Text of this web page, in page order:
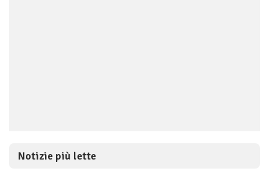
Notizie più lette